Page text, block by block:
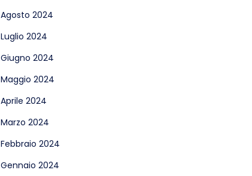
Agosto 2024
Luglio 2024
Giugno 2024
Maggio 2024
Aprile 2024
Marzo 2024
Febbraio 2024
Gennaio 2024